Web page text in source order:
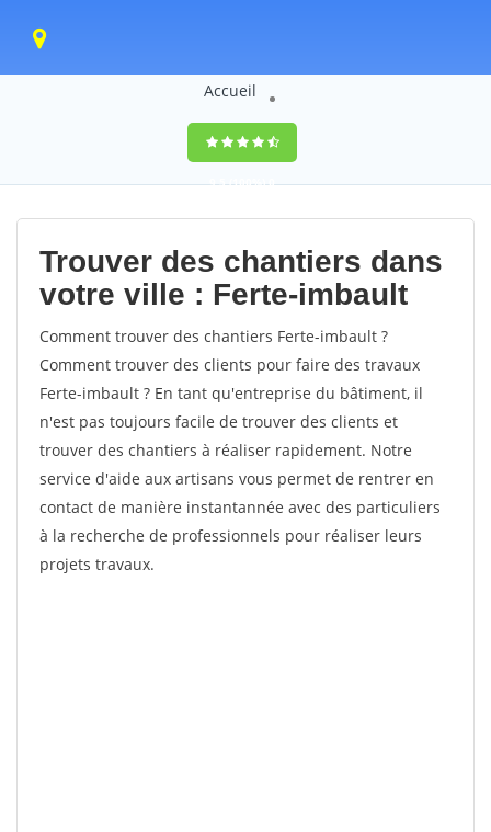
Accueil
9,5(100%)0
votes
Trouver des chantiers dans
votre ville : Ferte-imbault
Comment trouver des chantiers Ferte-imbault ?
Comment trouver des clients pour faire des travaux
Ferte-imbault ? En tant qu'entreprise du bâtiment, il
n'est pas toujours facile de trouver des clients et
trouver des chantiers à réaliser rapidement. Notre
service d'aide aux artisans vous permet de rentrer en
contact de manière instantannée avec des particuliers
à la recherche de professionnels pour réaliser leurs
projets travaux.